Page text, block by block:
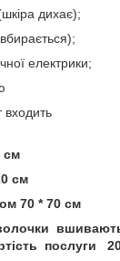
дихає);
вбирається);
електрики;
см
см
70 * 70 см
послуги